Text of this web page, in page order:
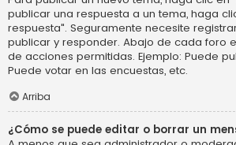
publicar una respuesta a un tema, haga
respuesta". Seguramente necesite
publicar y responder. Abajo de cada foro
de acciones permitidas. Ejemplo: Puede
Puede votar en las encuestas, etc.
Arriba
¿Cómo se puede editar o borrar un